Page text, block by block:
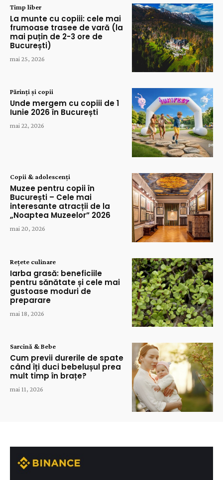
Timp liber
La munte cu copiii: cele mai
frumoase trasee de vară (la
mai puțin de 2-3 ore de
București)
mai 25, 2026
Părinți și copii
Unde mergem cu copiii de 1
Iunie 2026 în București
mai 22, 2026
Copii & adolescenți
Muzee pentru copii în
București – Cele mai
interesante atracții de la
„Noaptea Muzeelor” 2026
mai 20, 2026
Rețete culinare
Iarba grasă: beneficiile
pentru sănătate și cele mai
gustoase moduri de
preparare
mai 18, 2026
Sarcină & Bebe
Cum previi durerile de spate
când îți duci bebelușul prea
mult timp în brațe?
mai 11, 2026